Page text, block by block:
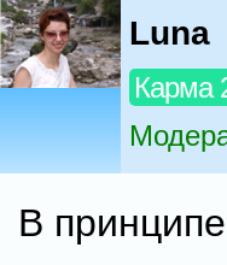
Luna
Карма
В